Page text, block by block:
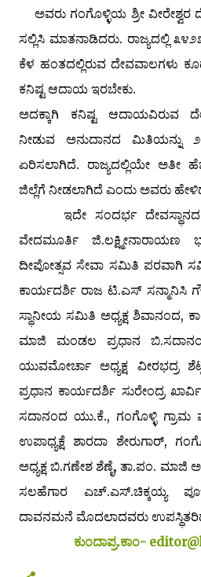
ಅವರು ಗಂಗೊಳ್ಳಿಯ ಶ್ರೀ ವೀರೇಶ್ವರ
ಸಲ್ಲಿಸಿ ಮಾತನಾಡಿದರು. ರಾಜ್ಯದಲ್ಲಿ
ಕೆಳ ಹಂತದಲ್ಲಿರುವ ದೇವವಾಲಗಳು
ಕನಿಷ್ಟ ಆದಾಯ ಇರಬೇಕು.
ಅದಕ್ಕಾಗಿ ಕನಿಷ್ಟ ಆದಾಯವಿರುವ
ನೀಡುವ ಅನುದಾನದ ಮಿತಿಯನ್ನು
ಏರಿಸಲಾಗಿದೆ. ರಾಜ್ಯದಲ್ಲಿಯೇ ಅತೀ
ಜಿಲ್ಲೆಗೆ ನೀಡಲಾಗಿದೆ ಎಂದು ಅವರು
ಇದೇ ಸಂದರ್ಭ ದೇವಸ್ಥಾನದ
ವೇದಮೂರ್ತಿ ಜಿ.ಲಕ್ಷ್ಮೀನಾರಾಯಣ
ದೀಪೋತ್ಸವ ಸೇವಾ ಸಮಿತಿ ಪರವಾಗಿ
ಕಾರ್ಯದರ್ಶಿ ರಾಜ ಟಿ.ಎಸ್ ಸನ್ಮಾನಿಸಿ
ಸ್ಥಾನೀಯ ಸಮಿತಿ ಅಧ್ಯಕ್ಷ ಶಿವಾನಂದ,
ಮಾಜಿ ಮಂಡಲ ಪ್ರಧಾನ ಬಿ.ಸದಾನಂದ
ಯುವಮೋರ್ಚಾ ಅಧ್ಯಕ್ಷ ವೀರಭದ್ರ
ಪ್ರಧಾನ ಕಾರ್ಯದರ್ಶಿ ಸುರೇಂದ್ರ ಖಾರ್ವಿ,
ಸದಾನಂದ ಯು.ಕೆ., ಗಂಗೊಳ್ಳಿ ಗ್ರಾಮ
ಉಪಾಧ್ಯಕ್ಷೆ ಶಾರದಾ ಶೇರುಗಾರ್,
ಅಧ್ಯಕ್ಷ ಬಿ.ಗಣೇಶ ಶೆಣೈ, ತಾ.ಪಂ. ಮಾಜಿ
ಸಲಹೆಗಾರ ಎಚ್.ಎಸ್.ಚಿಕ್ಕಯ್ಯ
ದಾವನಮನೆ ಮೊದಲಾದವರು
ಕುಂದಾಪ್ರ.ಕಾಂ-